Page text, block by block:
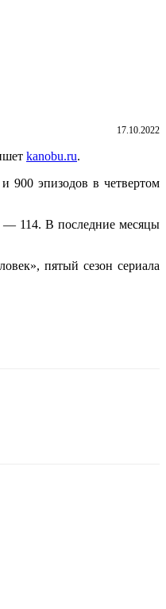
17.10.2022
kanobu.ru.
900 эпизодов в четвертом
— 114. В последние месяцы
пятый сезон сериала